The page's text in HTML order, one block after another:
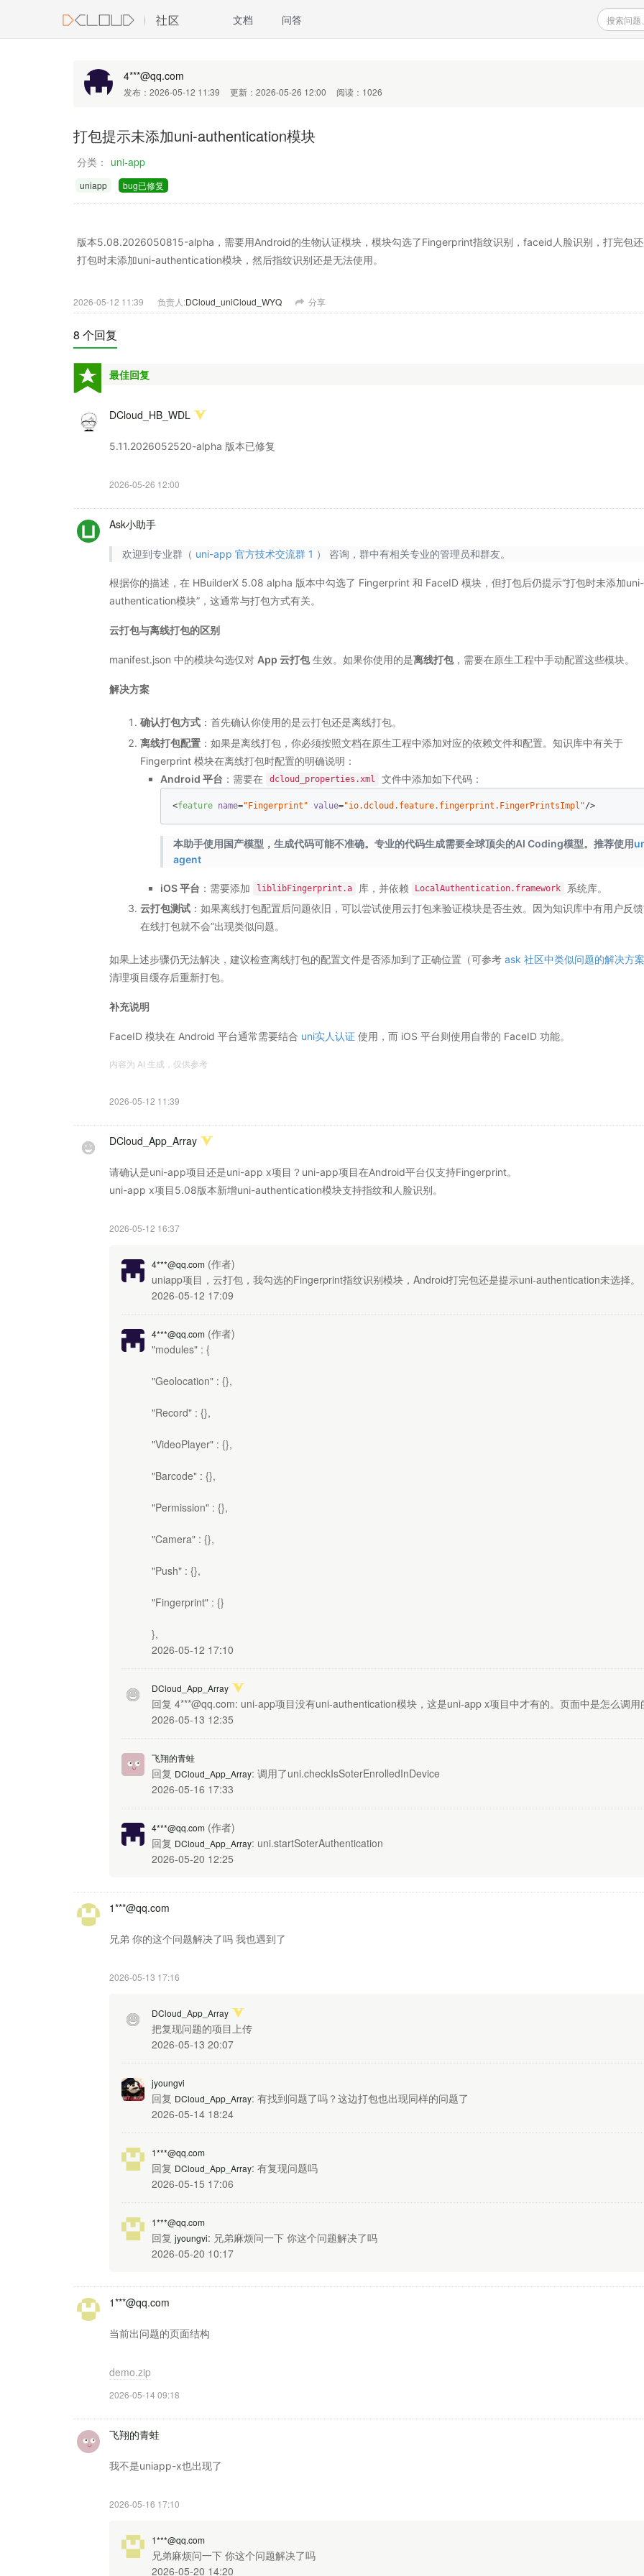
文档 问答
4***@qq.com
发布：2026-05-12 11:39 更新：2026-05-26 12:00 阅读：1026
打包提示未添加uni-authentication模块
分类： uni-app
uniapp bug已修复
版本5.08.2026050815-alpha，需要用Android的生物认证模块，模块勾选了Fingerprint指纹识别，faceid人脸识别，打完包
打包时未添加uni-authentication模块，然后指纹识别还是无法使用。
2026-05-12 11:39 负责人:DCloud_uniCloud_WYQ 分享
8 个回复
最佳回复
DCloud_HB_WDL
5.11.2026052520-alpha 版本已修复
2026-05-26 12:00
Ask小助手
欢迎到专业群（ uni-app 官方技术交流群 1 ） 咨询，群中有相关专业的管理员和群友。
根据你的描述，在 HBuilderX 5.08 alpha 版本中勾选了 Fingerprint 和 FaceID 模块，但打包后仍提示“打包时未添加uni-
authentication模块”，这通常与打包方式有关。
云打包与离线打包的区别
manifest.json 中的模块勾选仅对 App 云打包生效。如果你使用的是离线打包，需要在原生工程中手动配置这些模块。
解决方案
确认打包方式 ：首先确认你使用的是云打包还是离线打包。
离线打包配置 ：如果是离线打包，你必须按照文档在原生工程中添加对应的依赖文件和配置。知识库中有关于
Fingerprint 模块在离线打包时配置的明确说明：
Android 平台 ：需要在 dcloud_properties.xml 文件中添加如下代码：
<feature name="Fingerprint" value="io.dcloud.feature.fingerprint.FingerPrintsImpl"/>
本助手使用国产模型，生成代码可能不准确。专业的代码生成需要全球顶尖的AI Coding模型。推荐使用
agent
iOS 平台 ：需要添加 liblibFingerprint.a 库，并依赖 LocalAuthentication.framework
系统库。
云打包测试 ：如果离线打包配置后问题依旧，可以尝试使用云打包来验证模块是否生效。因为知识库中有用户反馈
在线打包就不会”出现类似问题。
如果上述步骤仍无法解决，建议检查离线打包的配置文件是否添加到了正确位置（可参考 ask 社区中类似问题的解决方案
清理项目缓存后重新打包。
补充说明
FaceID 模块在 Android 平台通常需要结合 uni实人认证 使用，而 iOS 平台则使用自带的 FaceID 功能。
内容为 AI 生成，仅供参考
2026-05-12 11:39
DCloud_App_Array
请确认是uni-app项目还是uni-app x项目？uni-app项目在Android平台仅支持Fingerprint。
uni-app x项目5.08版本新增uni-authentication模块支持指纹和人脸识别。
2026-05-12 16:37
4***@qq.com (作者)
uniapp项目，云打包，我勾选的Fingerprint指纹识别模块，Android打完包还是提示uni-authentication未选择。
2026-05-12 17:09
4***@qq.com (作者)
"modules" : {
"Geolocation" : {},
"Record" : {},
"VideoPlayer" : {},
"Barcode" : {},
"Permission" : {},
"Camera" : {},
"Push" : {},
"Fingerprint" : {}
},
2026-05-12 17:10
DCloud_App_Array
回复 4***@qq.com: uni-app项目没有uni-authentication模块，这是uni-app x项目中才有的。页面中是怎么调用
2026-05-13 12:35
飞翔的青蛙
回复 DCloud_App_Array: 调用了uni.checkIsSoterEnrolledInDevice
2026-05-16 17:33
4***@qq.com (作者)
回复 DCloud_App_Array: uni.startSoterAuthentication
2026-05-20 12:25
1***@qq.com
兄弟 你的这个问题解决了吗 我也遇到了
2026-05-13 17:16
DCloud_App_Array
把复现问题的项目上传
2026-05-13 20:07
jyoungvi
回复 DCloud_App_Array: 有找到问题了吗？这边打包也出现同样的问题了
2026-05-14 18:24
1***@qq.com
回复 DCloud_App_Array: 有复现问题吗
2026-05-15 17:06
1***@qq.com
回复 jyoungvi: 兄弟麻烦问一下 你这个问题解决了吗
2026-05-20 10:17
1***@qq.com
当前出问题的页面结构
demo.zip
2026-05-14 09:18
飞翔的青蛙
我不是uniapp-x也出现了
2026-05-16 17:10
1***@qq.com
兄弟麻烦问一下 你这个问题解决了吗
2026-05-20 14:20